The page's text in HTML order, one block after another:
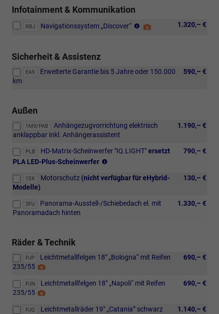
Verbundglas-
mit
Abreißglas,
Wärme-
und
Infotainment & Kommunikation
RBJ 1.320,– €
Navigationssystem „Discover“
Sprachassistent
(eingeschränkte
im
der
mit
Ladefunktion
zu
mit
Details
Sicherheit & Assistenz
EA9 590,– €
Erweiterte Garantie bis 5 Jahre oder 150.000
km
Außen
1M9/PAB 1.190,– €
Anhängezugvorrichtung elektrisch
anklappbar inkl. Anhängerassistent
PLB 790,– €
HD-Matrix-Scheinwerfer "IQ.LIGHT"ersetzt
PLA LED-Plus-Scheinwerfer
Rückleuchten
Blinkleuchte,
10-
farbig,
der
in
1SK 130,– €
Motorschutz (nicht verfügbar für eHybrid-
Modelle)
3FU 1.330,– €
Panorama-Ausstell-/Schiebedach el. mit
Panoramadach hinten
Räder & Technik
PJP 690,– €
Leichtmetallfelgen 18" „Bologna“ mit Reifen
235/55
PJN 690,– €
Leichtmetallfelgen 18" „Napoli“ mit Reifen
235/55
PJQ 1.140,– €
Leichtmetallräder 19" „Catania” schwarz